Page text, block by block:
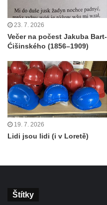
23. 7. 2026
Večer na počest Jakuba Bart-
Ćišinského (1856–1909)
19. 7. 2026
Lidi jsou lidi (i v Loretě)
Štítky